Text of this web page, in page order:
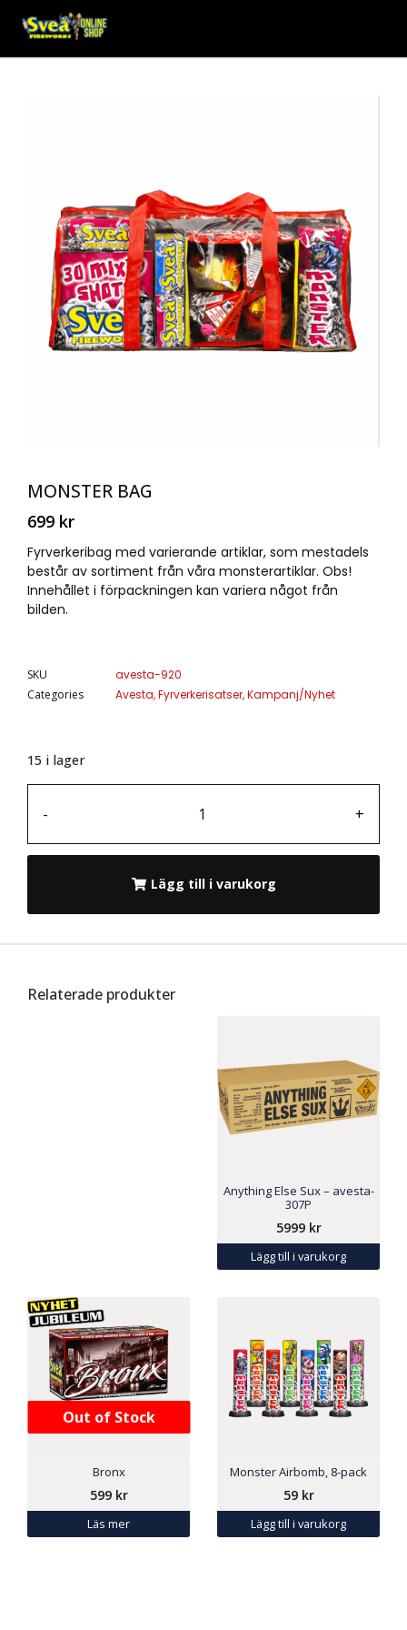
MONSTER BAG
699 kr
Fyrverkeribag med varierande artiklar, som mestadels
består av sortiment från våra monsterartiklar. Obs!
Innehållet i förpackningen kan variera något från
bilden.
SKU
avesta-920
Categories
Avesta,Fyrverkerisatser,Kampanj/Nyhet
15 i lager
- +
Lägg till i varukorg
Relaterade produkter
Anything Else Sux – avesta-
307P
5999 kr
Lägg till i varukorg
Out of Stock
Bronx
599 kr
Läs mer
Monster Airbomb, 8-pack
59 kr
Lägg till i varukorg